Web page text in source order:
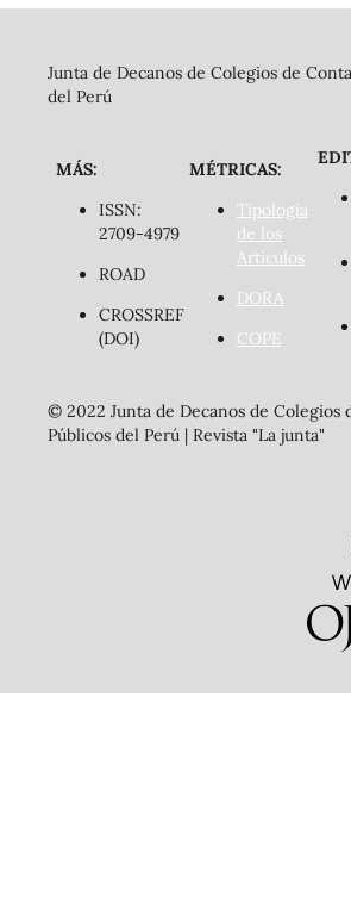
Junta de Decanos de Colegios de
del Perú
MÁS:
ISSN:
2709-4979
ROAD
CROSSREF
(DOI)
MÉTRICAS:
Tipología
de los
Artículos
DORA
COPE
© 2022 Junta de Decanos de Colegios
Públicos del Perú | Revista "La junta"